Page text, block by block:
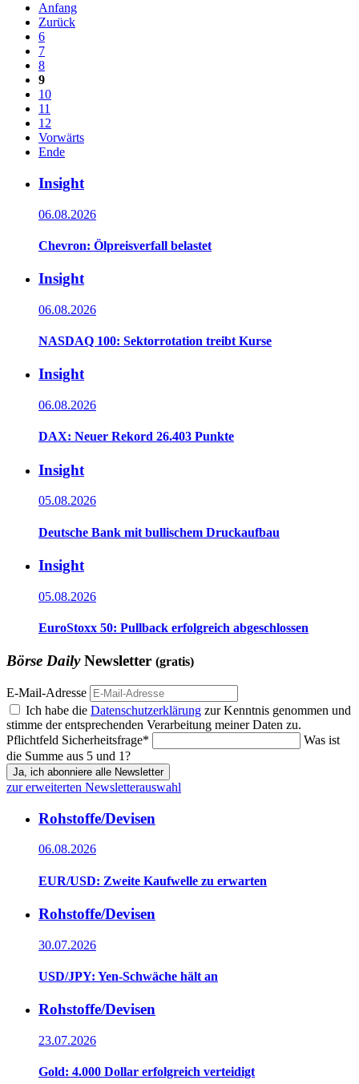
Anfang
Zurück
6
7
8
9
10
11
12
Vorwärts
Ende
Insight
06.08.2026
Chevron: Ölpreisverfall belastet
Insight
06.08.2026
NASDAQ 100: Sektorrotation treibt Kurse
Insight
06.08.2026
DAX: Neuer Rekord 26.403 Punkte
Insight
05.08.2026
Deutsche Bank mit bullischem Druckaufbau
Insight
05.08.2026
EuroStoxx 50: Pullback erfolgreich abgeschlossen
Börse DailyNewsletter (gratis)
E-Mail-Adresse
Ich habe die Datenschutzerklärung zur Kenntnis genommen und
stimme der entsprechenden Verarbeitung meiner Daten zu.
Pflichtfeld Sicherheitsfrage*
Was ist
die Summe aus 5 und 1?
Ja, ich abonniere alle Newsletter
zur erweiterten Newsletterauswahl
Rohstoffe/Devisen
06.08.2026
EUR/USD: Zweite Kaufwelle zu erwarten
Rohstoffe/Devisen
30.07.2026
USD/JPY: Yen-Schwäche hält an
Rohstoffe/Devisen
23.07.2026
Gold: 4.000 Dollar erfolgreich verteidigt